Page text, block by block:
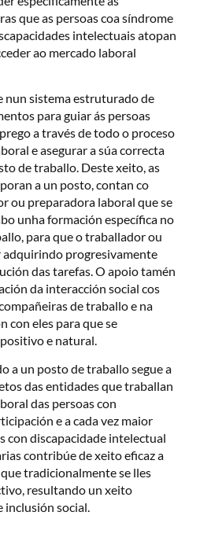
que as persoas coa síndrome
intelectuais atopan
ao mercado laboral
nun sistema estruturado de
para guiar ás persoas
a través de todo o proceso
e asegurar a súa correcta
de traballo. Deste xeito, as
a un posto, contan co
ou preparadora laboral que se
unha formación específica no
para que o traballador ou
progresivamente
das tarefas. O apoio tamén
da interacción social cos
de traballo e na
con eles para que se
e natural.
a un posto de traballo segue a
das entidades que traballan
das persoas con
e a cada vez maior
con discapacidade intelectual
contribúe de xeito eficaz a
tradicionalmente se lles
resultando un xeito
inclusión social.